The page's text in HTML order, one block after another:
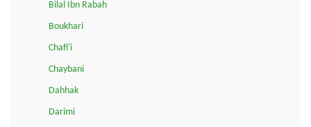
Bilal Ibn Rabah
Boukhari
Chafi'i
Chaybani
Dahhak
Darimi